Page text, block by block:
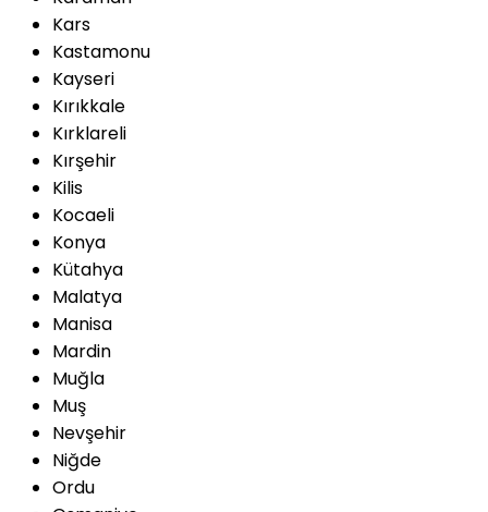
Kars
Kastamonu
Kayseri
Kırıkkale
Kırklareli
Kırşehir
Kilis
Kocaeli
Konya
Kütahya
Malatya
Manisa
Mardin
Muğla
Muş
Nevşehir
Niğde
Ordu